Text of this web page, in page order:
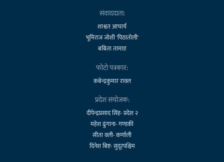
संवाददाता:
शाश्वत आचार्य
भूमिराज जोशी 'पिठातोली'
बबिता तामाङ
फोटो पत्रकार:
कबेन्द्रकुमार रावल
प्रदेश संयोजक:
दीपेन्द्रप्रसाद सिंह- प्रदेश २
महेश ढुंगाना- गण्डकी
सीता वली- कर्णाली
दिनेश बिष्ट- सुदूरपश्चिम